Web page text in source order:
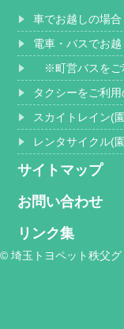
車でお越しの場合
電車・バスでお
※町営バスをご
タクシーをご利
スカイトレイン(
レンタサイクル(
サイトマップ
お問い合わせ
リンク集
© 埼玉トヨペット秩父グ